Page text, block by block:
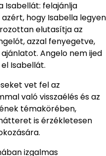
Isabellát: felajánlja
hogy Isabella legyen
elutasítja az
azzal fenyegetve,
Angelo nem ijed
Isabellát.
vet fel az
való visszaélés és az
témakörében,
is érzékletesen
izgalmas